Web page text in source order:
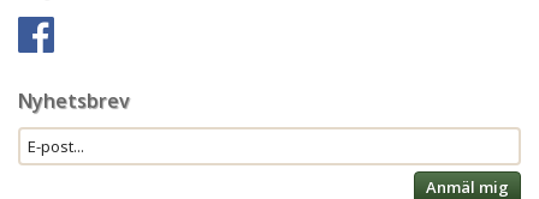
Nyhetsbrev
Anmäl mig